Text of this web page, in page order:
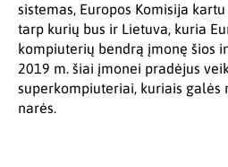
sistemas, Europos Komisija
tarp kurių bus ir Lietuva, kuria
kompiuterių bendrą įmonę šios
2019 m. šiai įmonei pradėjus
superkompiuteriai, kuriais galės
narės.